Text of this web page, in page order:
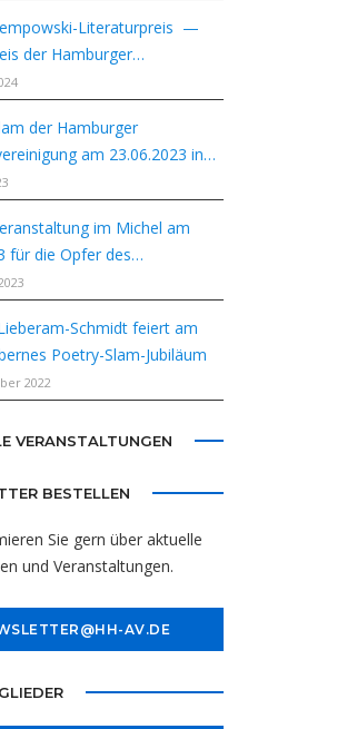
Literaturpreis —
der Hamburger
der Hamburger
am 23.06.2023 in
Volksdorf
im Michel am
für die Opfer des
Schmidt feiert am
Poetry-Slam-Jubiläum
2022
VERANSTALTUNGEN
BESTELLEN
Sie gern über aktuelle
und Veranstaltungen.
AV.DE